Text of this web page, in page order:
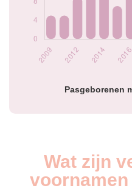
Pasgeborenen
prénom Hadja par
Wat zijn